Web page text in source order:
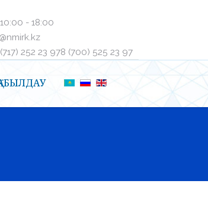
10:00 - 18:00
252 23 97ㅤ8 (700) 525 23 97